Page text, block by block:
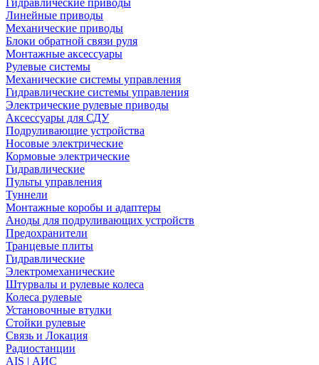
Гидравлические приводы
Линейные приводы
Механические приводы
Блоки обратной связи руля
Монтажные аксессуары
Рулевые системы
Механические системы управления
Гидравлические системы управления
Электрические рулевые приводы
Аксессуары для СДУ
Подруливающие устройства
Носовые электрические
Кормовые электрические
Гидравлические
Пульты управления
Туннели
Монтажные коробы и адаптеры
Аноды для подруливающих устройств
Предохранители
Транцевые плиты
Гидравлические
Электромеханические
Штурвалы и рулевые колеса
Колеса рулевые
Установочные втулки
Стойки рулевые
Связь и Локация
Радиостанции
AIS | АИС